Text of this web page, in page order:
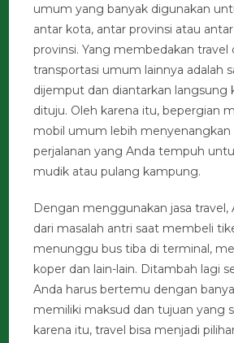
umum yang banyak digunakan
antar kota, antar provinsi atau
provinsi. Yang membedakan travel
transportasi umum lainnya adalah
dijemput dan diantarkan langsung
dituju. Oleh karena itu, bepergian
mobil umum lebih menyenangkan
perjalanan yang Anda tempuh
mudik atau pulang kampung.
Dengan menggunakan jasa travel,
dari masalah antri saat membeli
menunggu bus tiba di terminal,
koper dan lain-lain. Ditambah lagi
Anda harus bertemu dengan
memiliki maksud dan tujuan yang
karena itu, travel bisa menjadi